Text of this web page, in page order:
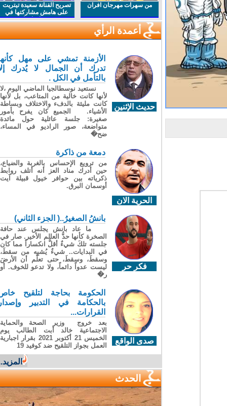
من سهرات مهرجان افران
تصريح الفنانة سعيدة تيتريت
على هامش مشاركتها في
مهرجان افران
أعمدة الرأي
حديث الإثنين
الأزمنة تمشي على مهل كأنها
تدرك أن الجمال لا يُدرك إلا
بالتأمل في الكل .
نستعيد نوسطالجيا الماضي اليوم ،لا
لأنها كانت خالية من المتاعب، بل لأنها
كانت مليئة بالدفء والاختلاف وبساطة
الأشياء. الجميع كان يفرح بأمور
صغيرة: جلسة عائلية حول مائدة
متواضعة، صور الراديو في المساء،
ضح�
الحرية الان
دمعة من ذاكرة
من ترويع الإحساس بالغربة والضياع،
حين أدرك مناد العز أنه أتلف روابط
ذكرياته بين حوافر خيول قبيلة آيت
أوسمان البرق.
فكر حر
بانشُ الصغيرُ..( الجزء الثاني)
ما عاد بانش يجلس عند حافة
الصخرة كأنها حدُّ العالم الأخير. صار في
جلسته تلكَ شيءٌ أقلُّ انكساراً مما كان
في البدايات.. شيءٌ يُشبِه من سقطَ،
وسقطَ، وسقطَ، حتى تعلّم أن الأرضَ
ليست عدواً دائماً، ولا تدعو للخوف. أو
ر�
صدى الواقع
الحكومة بحاجة لتلقيح خاص
بالحكامة في التدبير وإصدار
القرارات...
بعد خروج وزير الصحة والحماية
الاجتماعية خالد أبت الطالب يوم
الخميس 21 أكتوبر 2021 بقرار اجبارية
العمل بجواز التلقيح ضد كوفيد 19
المزيد...
الحدث